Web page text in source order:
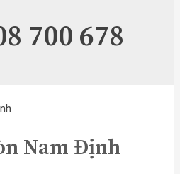
700 678
Nam Định